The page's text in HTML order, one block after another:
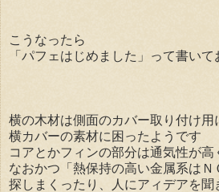
こうなったら
「パフェはじめました」って書いて
横の木材は側面のカバー取り付け用
横カバーの素材に困ったようです
コアとかフィンの部分は通気性が高
なおかつ「熱保持の高い金属系はＮ
探しまくったり、人にアィデアを聞